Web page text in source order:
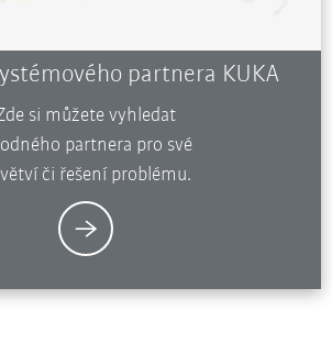
partnera KUKA
si můžete vyhledat
partnera pro své
či řešení problému.